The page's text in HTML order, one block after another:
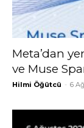
Meta’dan
ve Muse
Hilmi Öğütcü - 6